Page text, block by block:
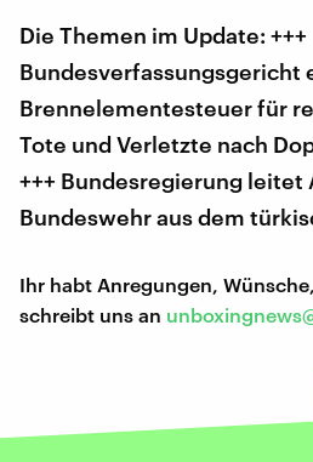
Die Themen im Update: +++
Bundesverfassungsgericht
Brennelementesteuer für
Tote und Verletzte nach
+++ Bundesregierung leitet
Bundeswehr aus dem
Ihr habt Anregungen,
schreibt uns an